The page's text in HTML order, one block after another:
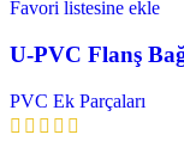
Favori listesine ekle
U-PVC Flanş
PVC Ek Parçaları